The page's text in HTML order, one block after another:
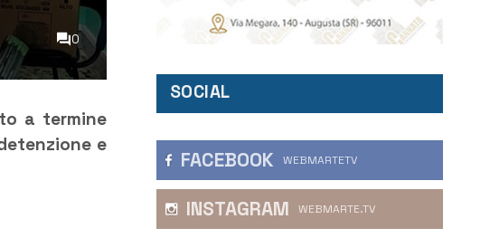
0
a termine
e
SOCIAL
FACEBOOK WEBMARTETV
INSTAGRAM WEBMARTE.TV